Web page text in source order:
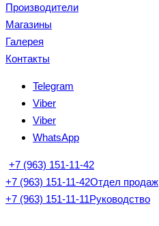
Производители
Магазины
Галерея
Контакты
Telegram
Viber
Viber
WhatsApp
+7 (963) 151-11-42
+7 (963) 151-11-42Отдел продаж
+7 (963) 151-11-11Руководство